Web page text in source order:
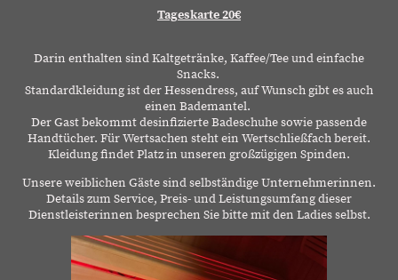
Tageskarte 20€
Darin enthalten sind Kaltgetränke, Kaffee/Tee und einfache
Snacks.
Standardkleidung ist der Hessendress, auf Wunsch gibt es auch
einen Bademantel.
Der Gast bekommt desinfizierte Badeschuhe sowie passende
Handtücher. Für Wertsachen steht ein Wertschließfach bereit.
Kleidung findet Platz in unseren großzügigen Spinden.
Unsere weiblichen Gäste sind selbständige Unternehmerinnen.
Details zum Service, Preis- und Leistungsumfang dieser
Dienstleisterinnen besprechen Sie bitte mit den Ladies selbst.